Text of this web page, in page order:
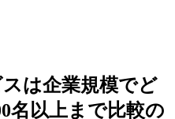
は企業規模でど
名以上まで比較の